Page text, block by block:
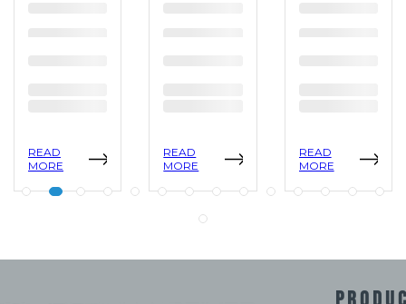
READ
MORE
READ
MORE
READ
MORE